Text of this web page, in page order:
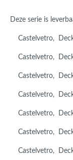
Deze serie is
Castelvetro,
Castelvetro,
Castelvetro,
Castelvetro,
Castelvetro,
Castelvetro,
Castelvetro,